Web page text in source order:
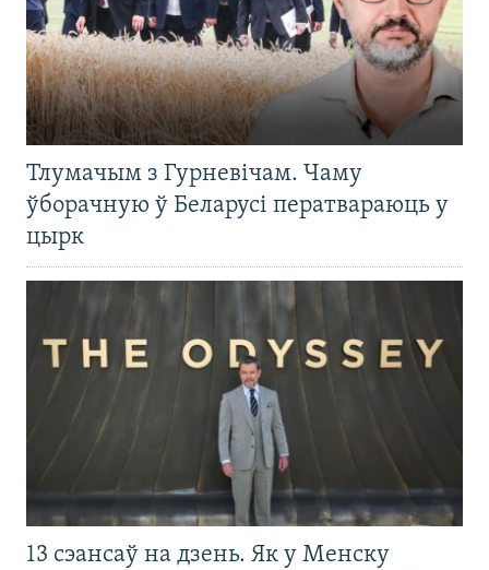
Тлумачым з Гурневічам. Чаму
ўборачную ў Беларусі ператвараюць у
цырк
13 сэансаў на дзень. Як у Менску